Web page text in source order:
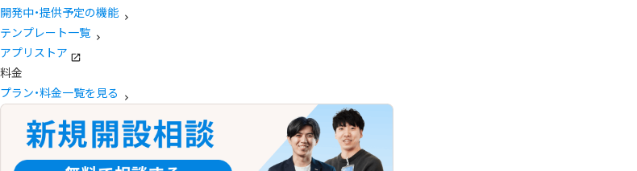
開発中・提供予定の機能
テンプレート一覧
アプリストア
料金
プラン・料金一覧を見る